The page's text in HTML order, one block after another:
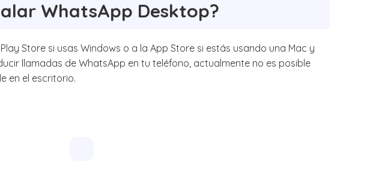
WhatsApp Desktop?
Store si usas Windows o a la App Store si estás usando una Mac y
llamadas de WhatsApp en tu teléfono, actualmente no es posible
en el escritorio.